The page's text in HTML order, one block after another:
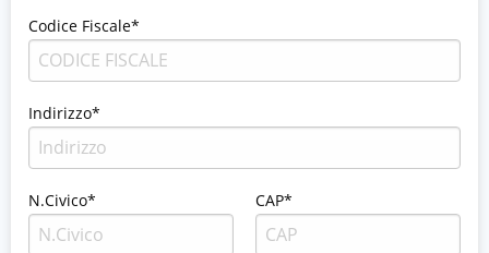
Codice Fiscale*
Indirizzo*
N.Civico* CAP*